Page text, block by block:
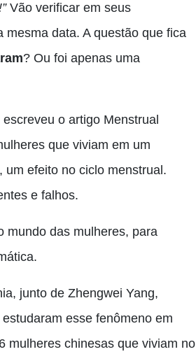
Vão verificar em seus
data. A questão que fica
? Ou foi apenas uma
o artigo Menstrual
que viviam em um
efeito no ciclo menstrual.
e falhos.
mundo das mulheres, para
junto de Zhengwei Yang,
esse fenômeno em
mulheres chinesas que viviam no